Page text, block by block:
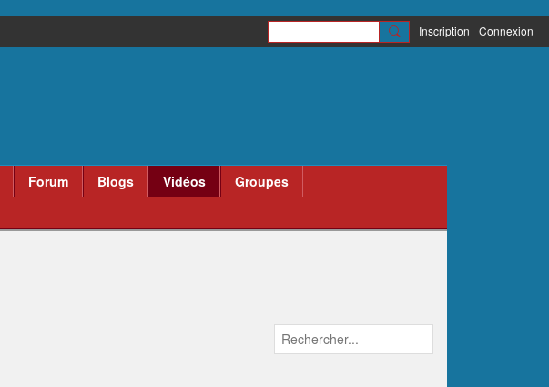
Inscription Connexion
Forum Blogs Vidéos
Groupes